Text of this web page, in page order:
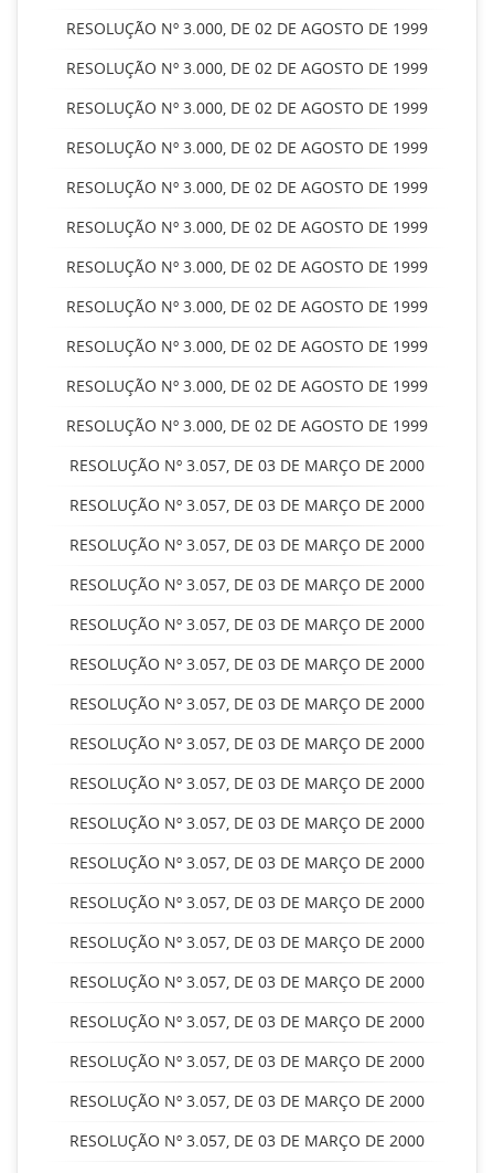
RESOLUÇÃO Nº 3.000, DE 02 DE AGOSTO DE 1999
RESOLUÇÃO Nº 3.000, DE 02 DE AGOSTO DE 1999
RESOLUÇÃO Nº 3.000, DE 02 DE AGOSTO DE 1999
RESOLUÇÃO Nº 3.000, DE 02 DE AGOSTO DE 1999
RESOLUÇÃO Nº 3.000, DE 02 DE AGOSTO DE 1999
RESOLUÇÃO Nº 3.000, DE 02 DE AGOSTO DE 1999
RESOLUÇÃO Nº 3.000, DE 02 DE AGOSTO DE 1999
RESOLUÇÃO Nº 3.000, DE 02 DE AGOSTO DE 1999
RESOLUÇÃO Nº 3.000, DE 02 DE AGOSTO DE 1999
RESOLUÇÃO Nº 3.000, DE 02 DE AGOSTO DE 1999
RESOLUÇÃO Nº 3.000, DE 02 DE AGOSTO DE 1999
RESOLUÇÃO Nº 3.057, DE 03 DE MARÇO DE 2000
RESOLUÇÃO Nº 3.057, DE 03 DE MARÇO DE 2000
RESOLUÇÃO Nº 3.057, DE 03 DE MARÇO DE 2000
RESOLUÇÃO Nº 3.057, DE 03 DE MARÇO DE 2000
RESOLUÇÃO Nº 3.057, DE 03 DE MARÇO DE 2000
RESOLUÇÃO Nº 3.057, DE 03 DE MARÇO DE 2000
RESOLUÇÃO Nº 3.057, DE 03 DE MARÇO DE 2000
RESOLUÇÃO Nº 3.057, DE 03 DE MARÇO DE 2000
RESOLUÇÃO Nº 3.057, DE 03 DE MARÇO DE 2000
RESOLUÇÃO Nº 3.057, DE 03 DE MARÇO DE 2000
RESOLUÇÃO Nº 3.057, DE 03 DE MARÇO DE 2000
RESOLUÇÃO Nº 3.057, DE 03 DE MARÇO DE 2000
RESOLUÇÃO Nº 3.057, DE 03 DE MARÇO DE 2000
RESOLUÇÃO Nº 3.057, DE 03 DE MARÇO DE 2000
RESOLUÇÃO Nº 3.057, DE 03 DE MARÇO DE 2000
RESOLUÇÃO Nº 3.057, DE 03 DE MARÇO DE 2000
RESOLUÇÃO Nº 3.057, DE 03 DE MARÇO DE 2000
RESOLUÇÃO Nº 3.057, DE 03 DE MARÇO DE 2000